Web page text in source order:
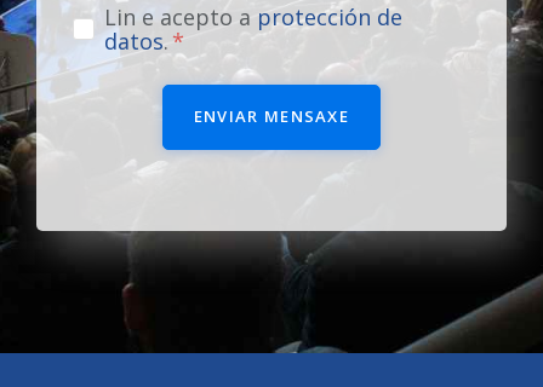
Lin e acepto a protección de
datos.
ENVIAR MENSAXE